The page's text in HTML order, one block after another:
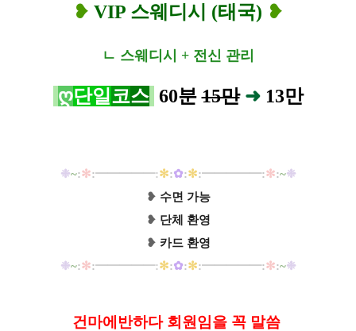
❥ VIP 스웨디시 (태국) ❥
ㄴ 스웨디시 + 전신 관리
ღ단일 코스 60분 15만 ➜ 13만
❉~:✻:━━━━━:✻:✿:✻:━━━━━:✻:~❉
❥ 수면 가능
❥ 단체 환영
❥ 카드 환영
❉~:✻:━━━━━:✻:✿:✻:━━━━━:✻:~❉
건마에반하다 회원임을 꼭 말씀